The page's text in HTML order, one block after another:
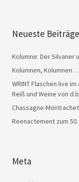
Neueste Beiträge
Kolumne: Der Silvaner
Kolumnen, Kolumnen …
WRINT Flaschen live
Reiß und Weine von
Chassagne-
Reenactement zum
Meta